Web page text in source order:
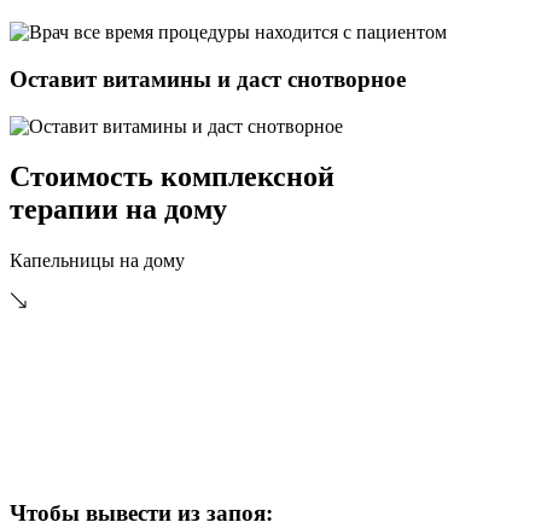
Оставит витамины и даст снотворное
Стоимость комплексной
терапии на дому
Капельницы на дому
Чтобы вывести из запоя: